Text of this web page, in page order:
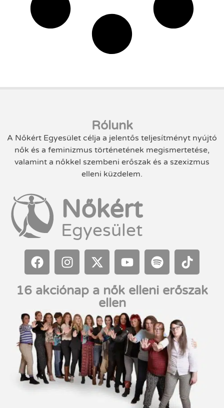
Rólunk
A Nőkért Egyesület célja a jelentős teljesítményt nyújtó
nők és a feminizmus történetének megismertetése,
valamint a nőkkel szembeni erőszak és a szexizmus
elleni küzdelem.
Nőkért
Egyesület
16 akciónap a nők elleni erőszak
ellen